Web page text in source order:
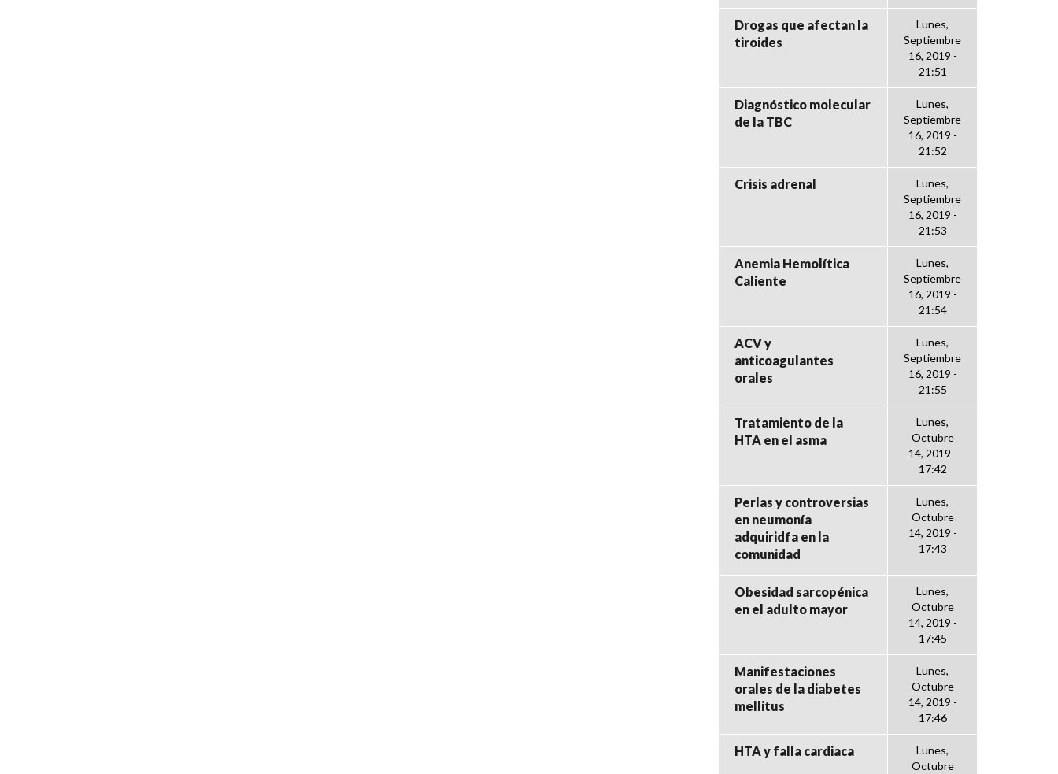
Drogas que afectan la
tiroides
Lunes,
Septiembre
16, 2019 -
21:51
Diagnóstico molecular
de la TBC
Lunes,
Septiembre
16, 2019 -
21:52
Crisis adrenal
Lunes,
Septiembre
16, 2019 -
21:53
Anemia Hemolítica
Caliente
Lunes,
Septiembre
16, 2019 -
21:54
ACV y
anticoagulantes
orales
Lunes,
Septiembre
16, 2019 -
21:55
Tratamiento de la
HTA en el asma
Lunes,
Octubre
14, 2019 -
17:42
Perlas y controversias
en neumonía
adquiridfa en la
comunidad
Lunes,
Octubre
14, 2019 -
17:43
Obesidad sarcopénica
en el adulto mayor
Lunes,
Octubre
14, 2019 -
17:45
Manifestaciones
orales de la diabetes
mellitus
Lunes,
Octubre
14, 2019 -
17:46
HTA y falla cardiaca
Lunes,
Octubre